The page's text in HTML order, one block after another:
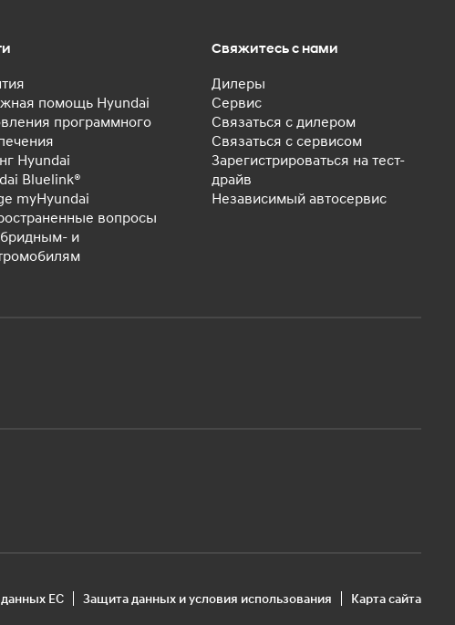
помощь Hyundai
программного
Hyundai
Bluelink®
myHyundai
вопросы
и
Свяжитесь с нами
Дилеры
Сервис
Связаться с дилером
Связаться с сервисом
Зарегистрироваться на тест-
драйв
Независимый автосервис
данных ЕС Защита данных и условия использования Карта сайта